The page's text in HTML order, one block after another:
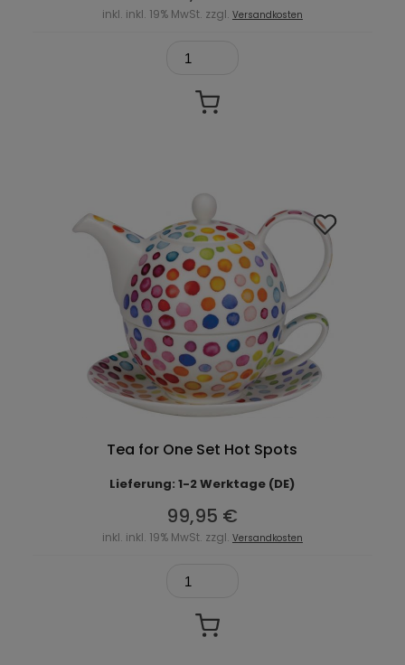
inkl. inkl. 19% MwSt. zzgl. Versandkosten
Tea for One Set Hot Spots
Lieferung: 1-2 Werktage (DE)
99,95 €
inkl. inkl. 19% MwSt. zzgl. Versandkosten